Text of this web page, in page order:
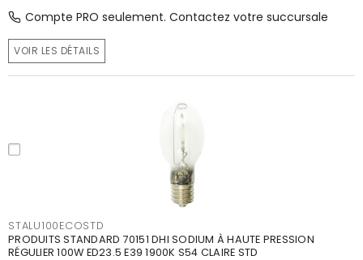
Compte PRO seulement. Contactez votre succursale
VOIR LES DÉTAILS
STALU100ECOSTD
PRODUITS STANDARD 70151 DHI SODIUM À HAUTE PRESSION
RÉGULIER 100W ED23.5 E39 1900K S54 CLAIRE STD